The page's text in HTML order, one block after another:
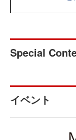
Special
イベント